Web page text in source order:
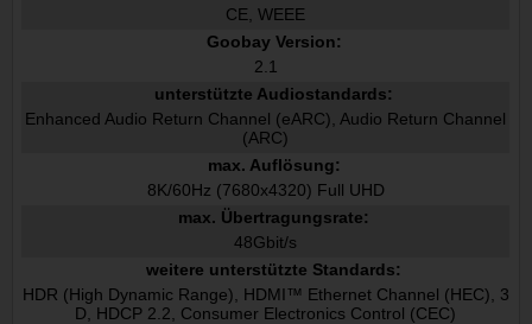
CE, WEEE
Goobay Version:
2.1
unterstützte Audiostandards:
Enhanced Audio Return Channel (eARC), Audio Return Channel
(ARC)
max. Auflösung:
8K/60Hz (7680x4320) Full UHD
max. Übertragungsrate:
48Gbit/s
weitere unterstützte Standards:
HDR (High Dynamic Range), HDMI™ Ethernet Channel (HEC), 3
D, HDCP 2.2, Consumer Electronics Control (CEC)